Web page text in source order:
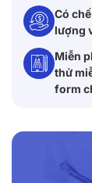
Có
lượng
Miễn
thử
form